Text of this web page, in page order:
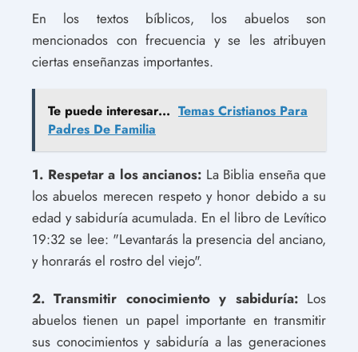
En los textos bíblicos, los abuelos son
mencionados con frecuencia y se les atribuyen
ciertas enseñanzas importantes.
Te puede interesar... Temas Cristianos Para
Padres De Familia
1. Respetar a los ancianos: La Biblia enseña que
los abuelos merecen respeto y honor debido a su
edad y sabiduría acumulada. En el libro de Levítico
19:32 se lee: "Levantarás la presencia del anciano,
y honrarás el rostro del viejo".
2. Transmitir conocimiento y sabiduría:Los
abuelos tienen un papel importante en transmitir
sus conocimientos y sabiduría a las generaciones